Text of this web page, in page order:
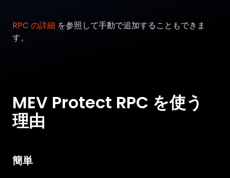
RPC の詳細 を参照して手動で追加することもできま
す。
MEV Protect RPC を使う
理由
簡単